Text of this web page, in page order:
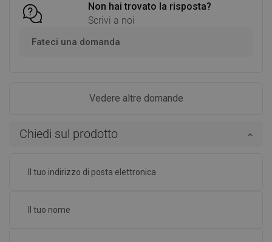
Non hai trovato la risposta?
Scrivi a noi
Fateci una domanda
Vedere altre domande
Chiedi sul prodotto